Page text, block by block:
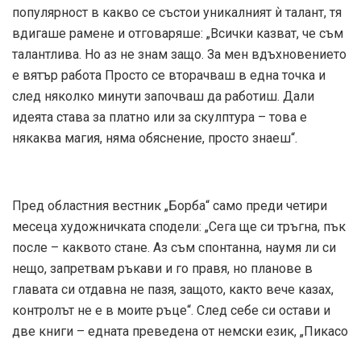
популярност в какво се състои уникалният ѝ талант, тя
вдигаше рамене и отговаряше: „Всички казват, че съм
талантлива. Но аз не знам защо. За мен вдъхновението
е вятър работа Просто се вторачваш в една точка и
след няколко минути започваш да работиш. Дали
идеята става за платно или за скулптура – това е
някаква магия, няма обяснение, просто знаеш“.
Пред областния вестник „Борба“ само преди четири
месеца художничката сподели: „Сега ще си тръгна, пък
после – каквото стане. Аз съм спонтанна, наумя ли си
нещо, запретвам ръкави и го правя, но планове в
главата си отдавна не пазя, защото, както вече казах,
контролът не е в моите ръце“. След себе си остави и
две книги – едната преведена от немски език, „Пикасо